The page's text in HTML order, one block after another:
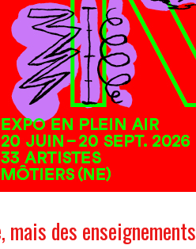
mais des enseignements